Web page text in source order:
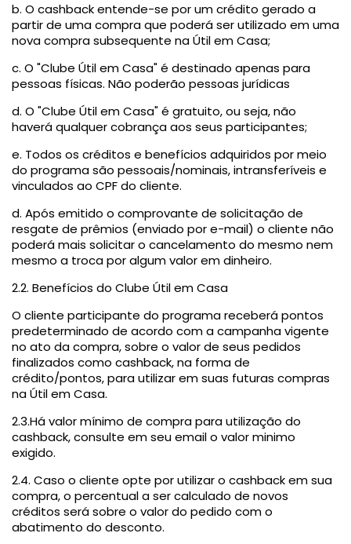
b. O cashback entende-se por um crédito gerado a
partir de uma compra que poderá ser utilizado em uma
nova compra subsequente na Útil em Casa;
c. O "Clube Útil em Casa" é destinado apenas para
pessoas físicas. Não poderão pessoas jurídicas
d. O "Clube Útil em Casa" é gratuito, ou seja, não
haverá qualquer cobrança aos seus participantes;
e. Todos os créditos e benefícios adquiridos por meio
do programa são pessoais/nominais, intransferíveis e
vinculados ao CPF do cliente.
d. Após emitido o comprovante de solicitação de
resgate de prêmios (enviado por e-mail) o cliente não
poderá mais solicitar o cancelamento do mesmo nem
mesmo a troca por algum valor em dinheiro.
2.2. Benefícios do Clube Útil em Casa
O cliente participante do programa receberá pontos
predeterminado de acordo com a campanha vigente
no ato da compra, sobre o valor de seus pedidos
finalizados como cashback, na forma de
crédito/pontos, para utilizar em suas futuras compras
na Útil em Casa.
2.3.Há valor mínimo de compra para utilização do
cashback, consulte em seu email o valor minimo
exigido.
2.4. Caso o cliente opte por utilizar o cashback em sua
compra, o percentual a ser calculado de novos
créditos será sobre o valor do pedido com o
abatimento do desconto.